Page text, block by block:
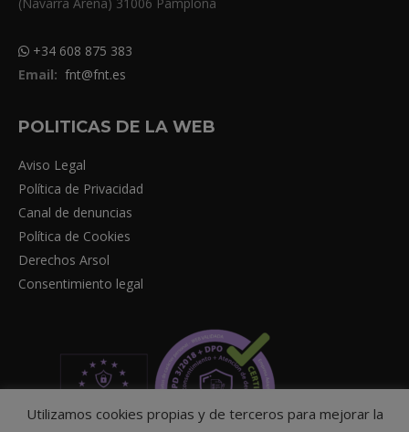
+34 608 875 383
Email: fnt@fnt.es
POLITICAS DE LA WEB
Aviso Legal
Política de Privacidad
Canal de denuncias
Política de Cookies
Derechos Arsol
Consentimiento legal
Utilizamos cookies propias y de terceros para mejorar la